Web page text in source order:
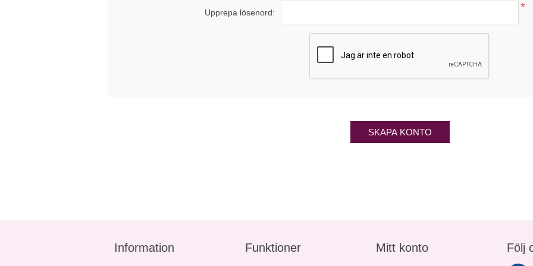
Upprepa lösenord: *
SKAPA KONTO
Information Funktioner Mitt konto Följ